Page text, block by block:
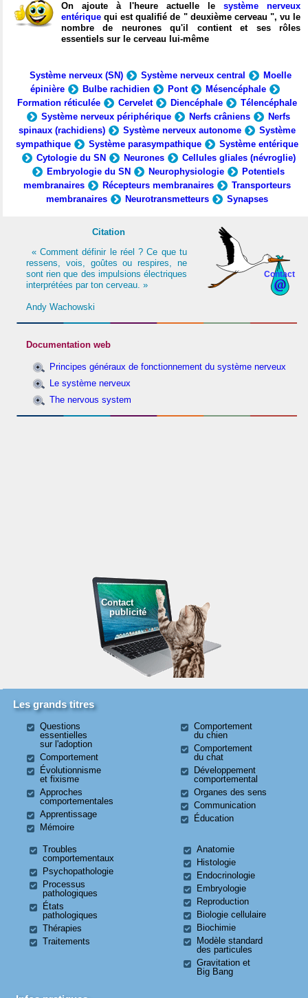
On ajoute à l'heure actuelle le système nerveux
entérique qui est qualifié de " deuxième cerveau ", vu le
nombre de neurones qu'il contient et ses rôles
essentiels sur le cerveau lui-même
Système nerveux (SN) Système nerveux central
Moelle
épinière
Bulbe rachidien Pont
Mésencéphale
Formation réticulée
Cervelet Diencéphale
Télencéphale
Système nerveux périphérique
Nerfs crâniens
Nerfs
spinaux (rachidiens)
Système nerveux autonome
Système
sympathique
Système parasympathique
Système entérique
Cytologie du SN
Neurones
Cellules gliales (névroglie)
Embryologie du SN
Neurophysiologie
Potentiels
membranaires
Récepteurs membranaires
Transporteurs
membranaires
Neurotransmetteurs Synapses
Contact
Citation
« Comment définir le réel ? Ce que tu
ressens, vois, goûtes ou respires, ne
sont rien que des impulsions électriques
interprétées par ton cerveau. »
Andy Wachowski
Documentation web
Principes généraux de fonctionnement du système nerveux
Le système nerveux
The nervous system
Contact
publicité
Les grands titres
Questions
essentielles
sur l'adoption
Comportement
Évolutionnisme
et fixisme
Approches
comportementales
Apprentissage
Mémoire
Comportement
du chien
Comportement
du chat
Développement
comportemental
Organes des sens
Communication
Éducation
Troubles
comportementaux
Psychopathologie
Processus
pathologiques
États
pathologiques
Thérapies
Traitements
Anatomie
Histologie
Endocrinologie
Embryologie
Reproduction
Biologie cellulaire
Biochimie
Modèle standard
des particules
Gravitation et
Big Bang